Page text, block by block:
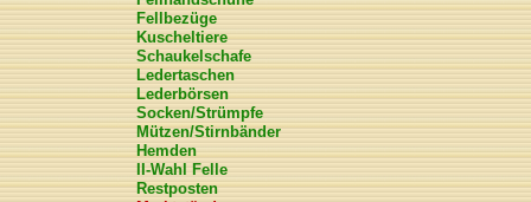
Fellbezüge
Kuscheltiere
Schaukelschafe
Ledertaschen
Lederbörsen
Socken/Strümpfe
Mützen/Stirnbänder
Hemden
II-Wahl Felle
Restposten